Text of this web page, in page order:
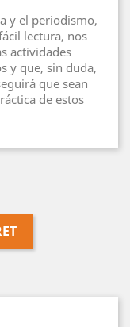
y el periodismo,
lectura, nos
actividades
y que, sin duda,
que sean
de estos